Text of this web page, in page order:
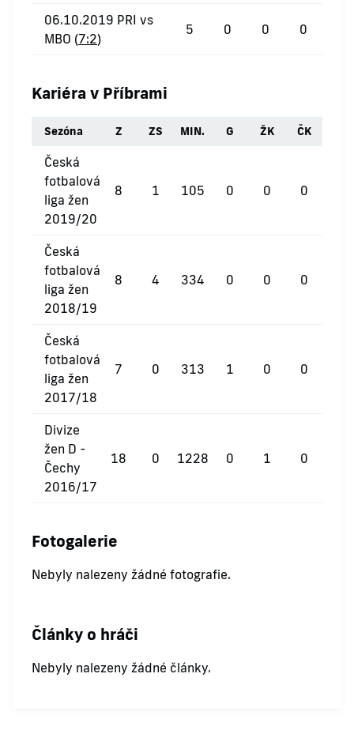
06.10.2019 PRI vs
MBO (7:2)
5 0 0 0
Kariéra v Příbrami
Sezóna Z ZS MIN. G ŽK ČK
Česká
fotbalová
liga žen
2019/20
8 1 105 0 0 0
Česká
fotbalová
liga žen
2018/19
8 4 334 0 0 0
Česká
fotbalová
liga žen
2017/18
7 0 313 1 0 0
Divize
žen D -
Čechy
2016/17
18 0 1228 0 1 0
Fotogalerie
Nebyly nalezeny žádné fotografie.
Články o hráči
Nebyly nalezeny žádné články.